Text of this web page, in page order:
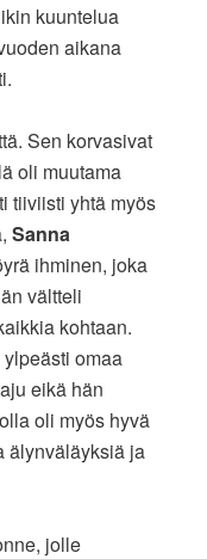
kuuntelua
aikana
Sen korvasivat
oli muutama
tiiviisti yhtä myös
Sanna
ihminen, joka
vältteli
kohtaan.
omaa
eikä hän
oli myös hyvä
älynväläyksiä ja
jolle